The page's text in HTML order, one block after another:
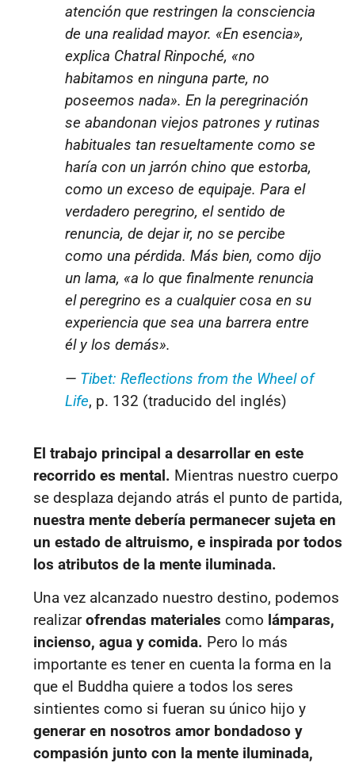
atención que restringen la consciencia
de una realidad mayor. «En esencia»,
explica Chatral Rinpoché, «no
habitamos en ninguna parte, no
poseemos nada». En la peregrinación
se abandonan viejos patrones y rutinas
habituales tan resueltamente como se
haría con un jarrón chino que estorba,
como un exceso de equipaje. Para el
verdadero peregrino, el sentido de
renuncia, de dejar ir, no se percibe
como una pérdida. Más bien, como dijo
un lama, «a lo que finalmente renuncia
el peregrino es a cualquier cosa en su
experiencia que sea una barrera entre
él y los demás».
— Tibet: Reflections from the Wheel of
Life, p. 132 (traducido del inglés)
El trabajo principal a desarrollar en este
recorrido es mental. Mientras nuestro cuerpo
se desplaza dejando atrás el punto de partida,
nuestra mente debería permanecer sujeta en
un estado de altruismo, e inspirada por todos
los atributos de la mente iluminada.
Una vez alcanzado nuestro destino, podemos
realizarofrendas materiales como lámparas,
incienso, agua y comida. Pero lo más
importante es tener en cuenta la forma en la
que el Buddha quiere a todos los seres
sintientes como si fueran su único hijo y
generar en nosotros amor bondadoso y
compasión junto con la mente iluminada,